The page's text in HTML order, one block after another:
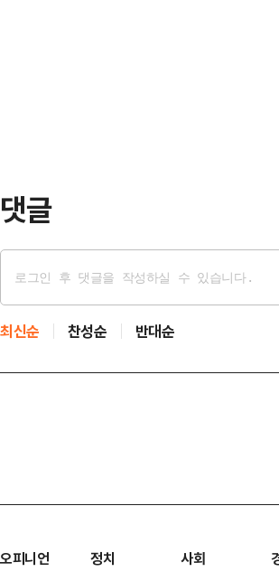
댓글
최신순 찬성순 반대순
오피니언 정치 사회